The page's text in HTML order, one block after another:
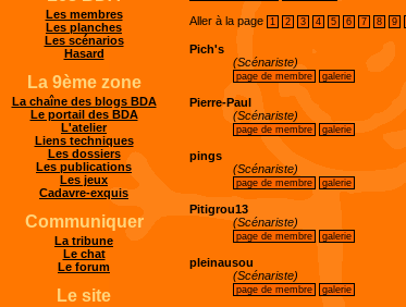
Aller à la page 1 2 3 4 5 6 7 8 9
Pich's
(Scénariste)
page de membre galerie
Pierre-Paul
(Scénariste)
page de membre galerie
pings
(Scénariste)
page de membre galerie
Pitigrou13
(Scénariste)
page de membre galerie
pleinausou
(Scénariste)
page de membre galerie
Les membres
Les planches
Les scénarios
Hasard
La 9ème zone
La chaîne des blogs BDA
Le portail des BDA
L'atelier
Liens techniques
Les dossiers
Les publications
Les jeux
Cadavre-exquis
Communiquer
La tribune
Le chat
Le forum
Le site